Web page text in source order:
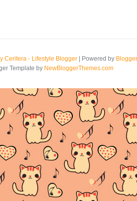
Ceritera - Lifestyle Blogger | Powered by Blogger
Template by NewBloggerThemes.com